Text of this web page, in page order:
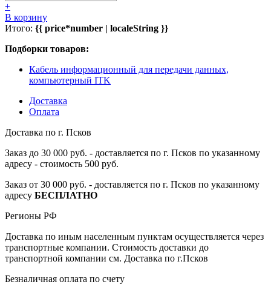
+
В корзину
Итого: {{ price*number | localeString }}
Подборки товаров:
Кабель информационный для передачи данных,
компьютерный ITK
Доставка
Оплата
Доставка по г. Псков
Заказ до 30 000 руб. - доставляется по г. Псков по указанному
адресу - стоимость 500 руб.
Заказ от 30 000 руб. - доставляется по г. Псков по указанному
адресу БЕСПЛАТНО
Регионы РФ
Доставка по иным населенным пунктам осуществляется через
транспортные компании. Стоимость доставки до
транспортной компании см. Доставка по г.Псков
Безналичная оплата по счету